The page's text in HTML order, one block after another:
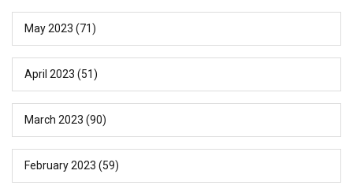
May 2023 (71)
April 2023 (51)
March 2023 (90)
February 2023 (59)